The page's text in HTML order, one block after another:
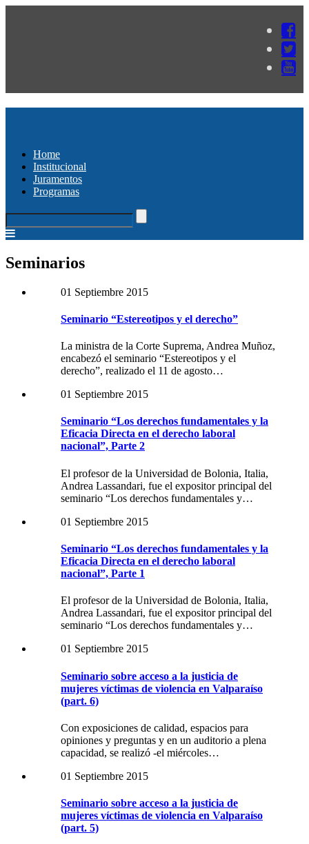
Home
Institucional
Juramentos
Programas
Seminarios
01 Septiembre 2015
Seminario “Estereotipos y el derecho”
La ministra de la Corte Suprema, Andrea Muñoz,
encabezó el seminario “Estereotipos y el
derecho”, realizado el 11 de agosto…
01 Septiembre 2015
Seminario “Los derechos fundamentales y la
Eficacia Directa en el derecho laboral
nacional”, Parte 2
El profesor de la Universidad de Bolonia, Italia,
Andrea Lassandari, fue el expositor principal del
seminario “Los derechos fundamentales y…
01 Septiembre 2015
Seminario “Los derechos fundamentales y la
Eficacia Directa en el derecho laboral
nacional”, Parte 1
El profesor de la Universidad de Bolonia, Italia,
Andrea Lassandari, fue el expositor principal del
seminario “Los derechos fundamentales y…
01 Septiembre 2015
Seminario sobre acceso a la justicia de
mujeres víctimas de violencia en Valparaíso
(part. 6)
Con exposiciones de calidad, espacios para
opiniones y preguntas y en un auditorio a plena
capacidad, se realizó -el miércoles…
01 Septiembre 2015
Seminario sobre acceso a la justicia de
mujeres víctimas de violencia en Valparaíso
(part. 5)